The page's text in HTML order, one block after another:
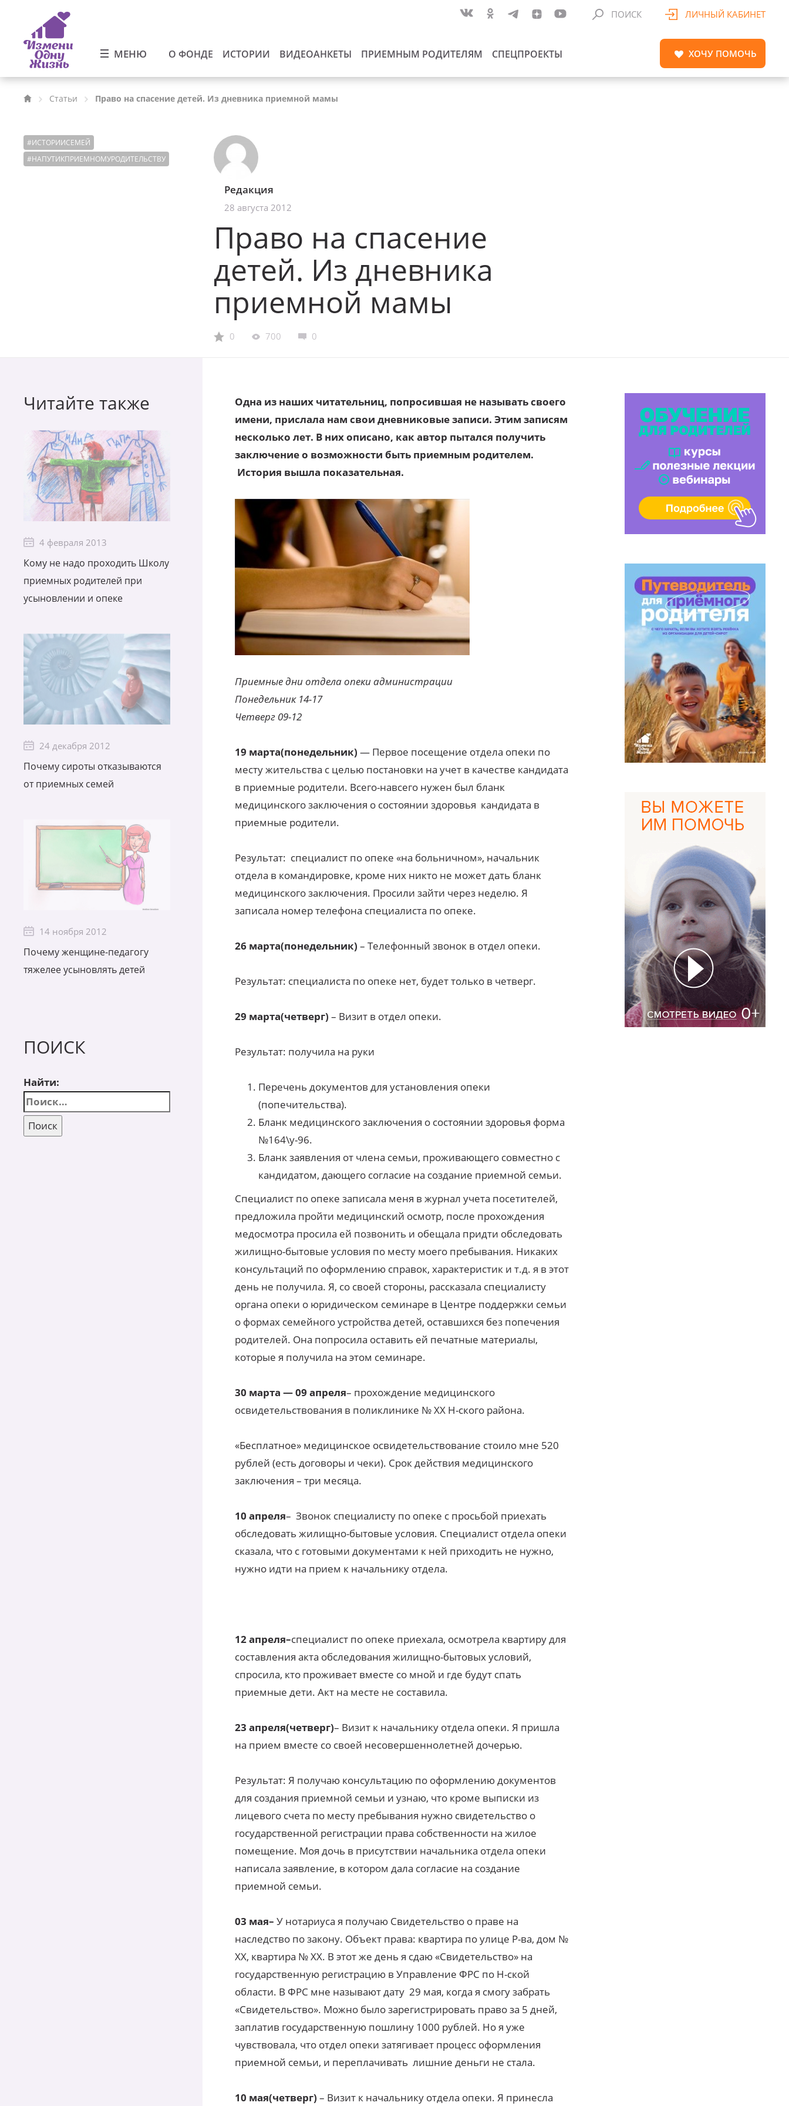
МЕНЮ О ФОНДЕ ИСТОРИИ ВИДЕОАНКЕТЫ ПРИЕМНЫМ РОДИТЕЛЯМ СПЕЦПРОЕКТЫ
ПОИСК ЛИЧНЫЙ КАБИНЕТ
ХОЧУ ПОМОЧЬ
Статьи Право на спасение детей. Из дневника приемной мамы
#ИСТОРИИСЕМЕЙ
#НАПУТИКПРИЕМНОМУРОДИТЕЛЬСТВУ
Редакция
28 августа 2012
Право на спасение
детей. Из дневника
приемной мамы
0 700 0
Читайте также
4 февраля 2013
Кому не надо проходить Школу
приемных родителей при
усыновлении и опеке
24 декабря 2012
Почему сироты отказываются
от приемных семей
14 ноября 2012
Почему женщине-педагогу
тяжелее усыновлять детей
ПОИСК
Найти:
Одна из наших читательниц, попросившая не называть своего
имени, прислала нам свои дневниковые записи. Этим записям
несколько лет. В них описано, как автор пытался получить
заключение о возможности быть приемным родителем.
История вышла показательная.
Приемные дни отдела опеки администрации
Понедельник 14-17
Четверг 09-12
19 марта(понедельник) — Первое посещение отдела опеки по
месту жительства с целью постановки на учет в качестве кандидата
в приемные родители. Всего-навсего нужен был бланк
медицинского заключения о состоянии здоровья кандидата в
приемные родители.
Результат: специалист по опеке «на больничном», начальник
отдела в командировке, кроме них никто не может дать бланк
медицинского заключения. Просили зайти через неделю. Я
записала номер телефона специалиста по опеке.
26 марта(понедельник) – Телефонный звонок в отдел опеки.
Результат: специалиста по опеке нет, будет только в четверг.
29 марта(четверг) – Визит в отдел опеки.
Результат: получила на руки
Перечень документов для установления опеки
(попечительства).
Бланк медицинского заключения о состоянии здоровья форма
№164\у-96.
Бланк заявления от члена семьи, проживающего совместно с
кандидатом, дающего согласие на создание приемной семьи.
Специалист по опеке записала меня в журнал учета посетителей,
предложила пройти медицинский осмотр, после прохождения
медосмотра просила ей позвонить и обещала придти обследовать
жилищно-бытовые условия по месту моего пребывания. Никаких
консультаций по оформлению справок, характеристик и т.д. я в этот
день не получила. Я, со своей стороны, рассказала специалисту
органа опеки о юридическом семинаре в Центре поддержки семьи
о формах семейного устройства детей, оставшихся без попечения
родителей. Она попросила оставить ей печатные материалы,
которые я получила на этом семинаре.
30 марта — 09 апреля– прохождение медицинского
освидетельствования в поликлинике № ХХ Н-ского района.
«Бесплатное» медицинское освидетельствование стоило мне 520
рублей (есть договоры и чеки). Срок действия медицинского
заключения – три месяца.
10 апреля– Звонок специалисту по опеке с просьбой приехать
обследовать жилищно-бытовые условия. Специалист отдела опеки
сказала, что с готовыми документами к ней приходить не нужно,
нужно идти на прием к начальнику отдела.
12 апреля–специалист по опеке приехала, осмотрела квартиру для
составления акта обследования жилищно-бытовых условий,
спросила, кто проживает вместе со мной и где будут спать
приемные дети. Акт на месте не составила.
23 апреля(четверг)– Визит к начальнику отдела опеки. Я пришла
на прием вместе со своей несовершеннолетней дочерью.
Результат: Я получаю консультацию по оформлению документов
для создания приемной семьи и узнаю, что кроме выписки из
лицевого счета по месту пребывания нужно свидетельство о
государственной регистрации права собственности на жилое
помещение. Моя дочь в присутствии начальника отдела опеки
написала заявление, в котором дала согласие на создание
приемной семьи.
03 мая– У нотариуса я получаю Свидетельство о праве на
наследство по закону. Объект права: квартира по улице Р-ва, дом №
ХХ, квартира № ХХ. В этот же день я сдаю «Свидетельство» на
государственную регистрацию в Управление ФРС по Н-ской
области. В ФРС мне называют дату 29 мая, когда я смогу забрать
«Свидетельство». Можно было зарегистрировать право за 5 дней,
заплатив государственную пошлину 1000 рублей. Но я уже
чувствовала, что отдел опеки затягивает процесс оформления
приемной семьи, и переплачивать лишние деньги не стала.
10 мая(четверг) – Визит к начальнику отдела опеки. Я принесла